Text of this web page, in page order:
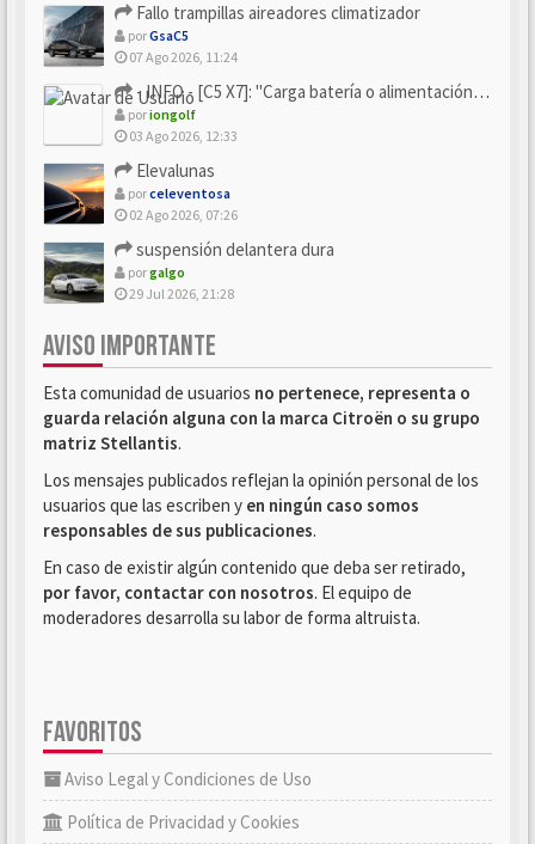
Fallo trampillas aireadores climatizador
porGsaC5
07 Ago 2026, 11:24
- INFO - [C5 X7]: "Carga batería o alimentación eléctri...
poriongolf
03 Ago 2026, 12:33
Elevalunas
porceleventosa
02 Ago 2026, 07:26
suspensión delantera dura
porgalgo
29 Jul 2026, 21:28
AVISO IMPORTANTE
Esta comunidad de usuarios no pertenece, representa o
guarda relación alguna con la marca Citroën o su grupo
matriz Stellantis.
Los mensajes publicados reflejan la opinión personal de los
usuarios que las escriben y en ningún caso somos
responsables de sus publicaciones.
En caso de existir algún contenido que deba ser retirado,
por favor, contactar con nosotros. El equipo de
moderadores desarrolla su labor de forma altruista.
FAVORITOS
Aviso Legal y Condiciones de Uso
Política de Privacidad y Cookies